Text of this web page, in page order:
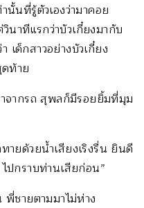
นที่รู้ตัวเองว่ามาคอย
วินาทีแรกว่าบัวเกี๋ยงมากับ
เด็กสาวอย่างบัวเกี๋ยง
ท้าย
จากรถ สุพลก็มีรอยยิ้มที่มุม
ยด้วยน้ำเสียงเริงรื่น ยินดี
กราบท่านเสียก่อน”
พี่ชายตามมาไม่ห่าง